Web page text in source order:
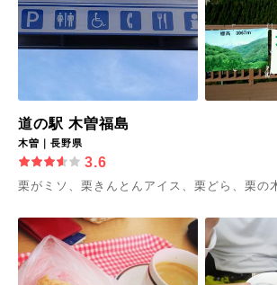
道の駅 木曽福島
木曽｜長野県
3.6
栗がミソ、栗きんとんアイス、栗どら、栗の